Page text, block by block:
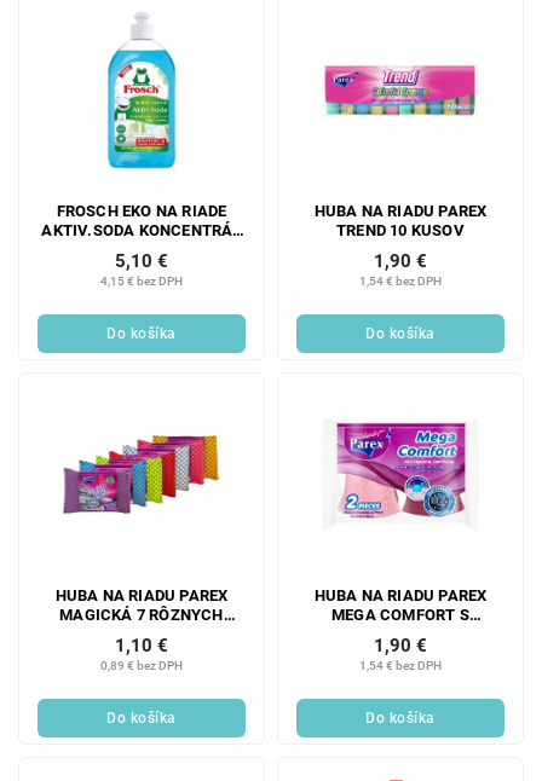
FROSCH EKO NA RIADE
AKTIV.SODA KONCENTRÁT
500 ML
4,15 € bez DPH
5,10 €
Do košíka
HUBA NA RIADU PAREX
TREND 10 KUSOV
1,54 € bez DPH
1,90 €
Do košíka
HUBA NA RIADU PAREX
MAGICKÁ 7 RÔZNYCH
FARIEB
0,89 € bez DPH
1,10 €
Do košíka
HUBA NA RIADU PAREX
MEGA COMFORT S
OCHRANOU NECHTOV 2 KS
1,54 € bez DPH
1,90 €
Do košíka